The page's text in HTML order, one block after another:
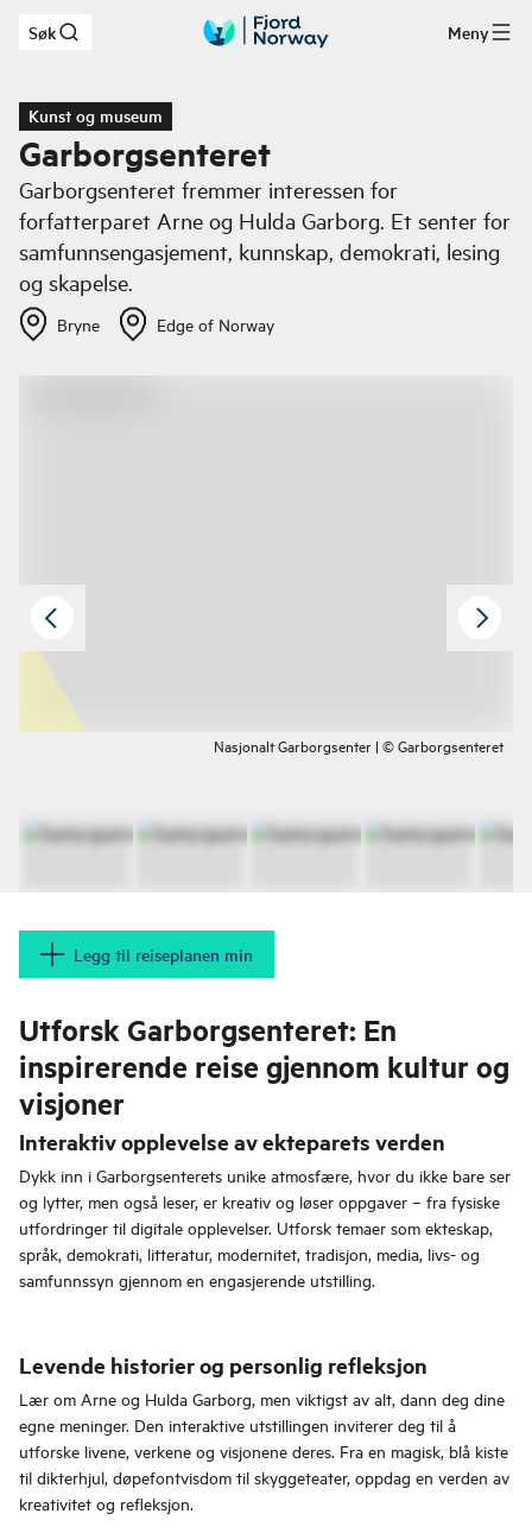
Hopp til hovedinnhold
Søk Meny
Kunst og museum
Garborgsenteret
Garborgsenteret fremmer interessen for
forfatterparet Arne og Hulda Garborg. Et senter for
samfunnsengasjement, kunnskap, demokrati, lesing
og skapelse.
Bryne Edge of Norway
Nasjonalt Garborgsenter | © Garborgsenteret
Legg til reiseplanen min
Utforsk Garborgsenteret: En
inspirerende reise gjennom kultur og
visjoner
Interaktiv opplevelse av ekteparets verden
Dykk inn i Garborgsenterets unike atmosfære, hvor du ikke bare ser
og lytter, men også leser, er kreativ og løser oppgaver – fra fysiske
utfordringer til digitale opplevelser. Utforsk temaer som ekteskap,
språk, demokrati, litteratur, modernitet, tradisjon, media, livs- og
samfunnssyn gjennom en engasjerende utstilling.
Levende historier og personlig refleksjon
Lær om Arne og Hulda Garborg, men viktigst av alt, dann deg dine
egne meninger. Den interaktive utstillingen inviterer deg til å
utforske livene, verkene og visjonene deres. Fra en magisk, blå kiste
til dikterhjul, døpefontvisdom til skyggeteater, oppdag en verden av
kreativitet og refleksjon.